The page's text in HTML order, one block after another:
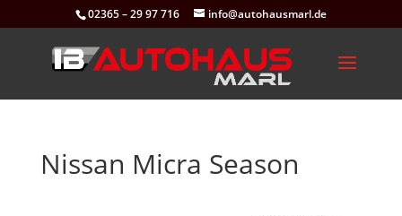
02365 – 29 97 716 info@autohausmarl.de
Nissan Micra Season